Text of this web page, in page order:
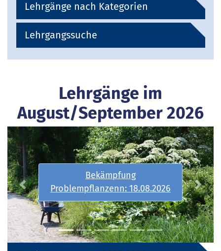
Lehrgänge nach Kategorien
Lehrgangssuche
Lehrgänge im
August/September 2026
Spiel I-Grundkurs:
31.08.-01.09.2026
Previous Next